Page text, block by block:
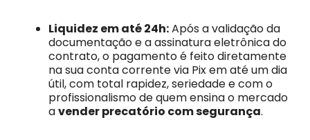
Liquidez em até 24h:Após a validação da
documentação e a assinatura eletrônica do
contrato, o pagamento é feito diretamente
na sua conta corrente via Pix em até um dia
útil, com total rapidez, seriedade e com o
profissionalismo de quem ensina o mercado
avender precatório com segurança.